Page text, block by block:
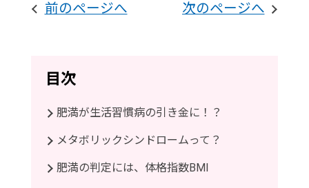
前のページへ 次のページへ
目次
肥満が生活習慣病の引き金に！？
メタボリックシンドロームって？
肥満の判定には、体格指数BMI